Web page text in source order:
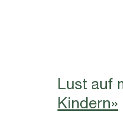
Lust auf
Kindern»